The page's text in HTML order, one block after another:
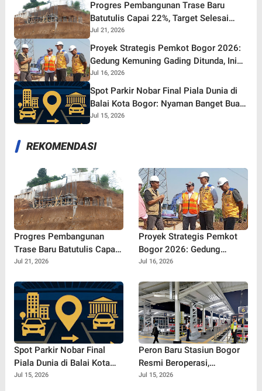
Progres Pembangunan Trase Baru
Batutulis Capai 22%, Target Selesai
Oktober 2026!
Jul 21, 2026
Proyek Strategis Pemkot Bogor 2026:
Gedung Kemuning Gading Ditunda, Ini
yang Tetap Gaspol!
Jul 16, 2026
Spot Parkir Nobar Final Piala Dunia di
Balai Kota Bogor: Nyaman Banget Buat
Nonton Bareng!
Jul 15, 2026
REKOMENDASI
Progres Pembangunan
Trase Baru Batutulis Capai
22%, Target Selesai
Jul 21, 2026
Proyek Strategis Pemkot
Bogor 2026: Gedung
Kemuning Gading Ditunda,
Jul 16, 2026
Spot Parkir Nobar Final
Piala Dunia di Balai Kota
Bogor: Nyaman Banget
Jul 15, 2026
Peron Baru Stasiun Bogor
Resmi Beroperasi,
Commuter Line SF12 Siap
Jul 15, 2026